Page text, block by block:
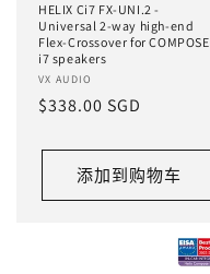
HELIX Ci7 FX-UNI.2 -
Universal 2-way high-end
Flex-Crossover for COMPOSE
i7 speakers
厂
商：
VX AUDIO
常
价
$338.00 SGD
添加到购物车